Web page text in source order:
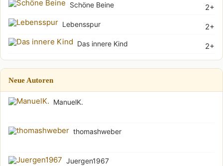
2+
Schöne Beine
2+
Lebensspur
2+
Das innere Kind
Neue Autoren
ManuelK.
thomashweber
Juergen1967